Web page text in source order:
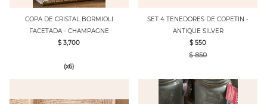
COPA DE CRISTAL BORMIOLI
FACETADA - CHAMPAGNE
$ 3,700
(x6)
SET 4 TENEDORES DE COPETIN -
ANTIQUE SILVER
$ 550
$ 850